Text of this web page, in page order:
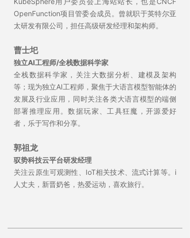
OpenFunction项目管委会成员。曾就职于英特尔亚
太研发有限公司，担任高级研发经理和架构师。
曹士圯
独立AI工程师/全栈数据科学家
全栈数据科学家，关注大数据分析、建模及架构
等；现为独立AI工程师，聚焦于大语言模型智能体的
发展及行业应用，同时关注各类大语言模型的端侧
部署推理应用。数据玩家、工具狂魔，开源爱好
者，乐于写作和分享。
郭祖龙
驭势科技云平台研发经理
关注云原生可观测性、IoT相关技术、流式计算等。i
人丈夫，新晋奶爸，热爱运动，喜欢旅行。